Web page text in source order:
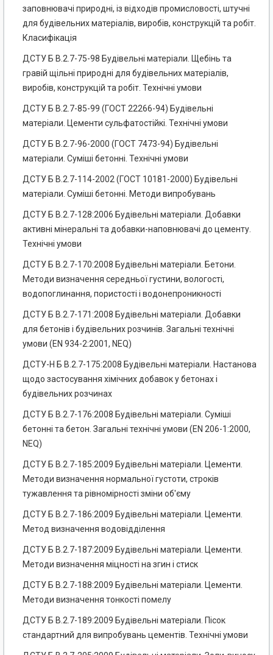
заповнювачі природні, із відходів промисловості, штучні
для будівельних матеріалів, виробів, конструкцій та робіт.
Класифікація
ДСТУ Б В.2.7-75-98 Будівельні матеріали. Щебінь та
гравій щільні природні для будівельних матеріалів,
виробів, конструкцій та робіт. Технічні умови
ДСТУ Б В.2.7-85-99 (ГОСТ 22266-94) Будівельні
матеріали. Цементи сульфатостійкі. Технічні умови
ДСТУ Б В.2.7-96-2000 (ГОСТ 7473-94) Будівельні
матеріали. Суміші бетонні. Технічні умови
ДСТУ Б В.2.7-114-2002 (ГОСТ 10181-2000) Будівельні
матеріали. Суміші бетонні. Методи випробувань
ДСТУ Б В.2.7-128:2006 Будівельні матеріали. Добавки
активні мінеральні та добавки-наповнювачі до цементу.
Технічні умови
ДСТУ Б В.2.7-170:2008 Будівельні матеріали. Бетони.
Методи визначення середньої густини, вологості,
водопоглинання, пористості і водонепроникності
ДСТУ Б В.2.7-171:2008 Будівельні матеріали. Добавки
для бетонів і будівельних розчинів. Загальні технічні
умови (EN 934-2:2001, NEQ)
ДСТУ-Н Б В.2.7-175:2008 Будівельні матеріали. Настанова
щодо застосування хімічних добавок у бетонах і
будівельних розчинах
ДСТУ Б В.2.7-176:2008 Будівельні матеріали. Суміші
бетонні та бетон. Загальні технічні умови (EN 206-1:2000,
NEQ)
ДСТУ Б В.2.7-185:2009 Будівельні матеріали. Цементи.
Методи визначення нормальної густоти, строків
тужавлення та рівномірності зміни об'єму
ДСТУ Б В.2.7-186:2009 Будівельні матеріали. Цементи.
Метод визначення водовідділення
ДСТУ Б В.2.7-187:2009 Будівельні матеріали. Цементи.
Методи визначення міцності на згин і стиск
ДСТУ Б В.2.7-188:2009 Будівельні матеріали. Цементи.
Методи визначення тонкості помелу
ДСТУ Б В.2.7-189:2009 Будівельні матеріали. Пісок
стандартний для випробувань цементів. Технічні умови